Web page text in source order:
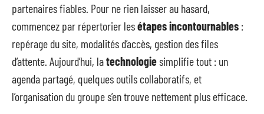
partenaires fiables. Pour ne rien laisser au hasard,
commencez par répertorier lesétapes incontournables :
repérage du site, modalités d’accès, gestion des files
d’attente. Aujourd’hui, latechnologiesimplifie tout : un
agenda partagé, quelques outils collaboratifs, et
l’organisation du groupe s’en trouve nettement plus efficace.